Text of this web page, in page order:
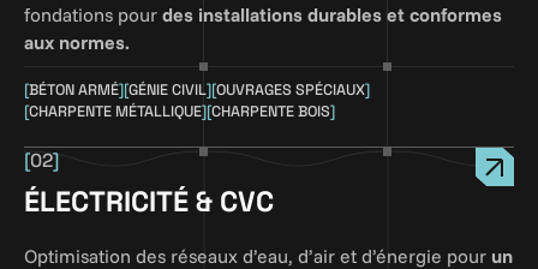
fondations pour des installations durables et conformes
aux normes.
[BÉTON ARMÉ][GÉNIE CIVIL][OUVRAGES SPÉCIAUX]
[CHARPENTE MÉTALLIQUE][CHARPENTE BOIS]
[02]
ÉLECTRICITÉ & CVC
Optimisation des réseaux d’eau, d’air et d’énergie pour un